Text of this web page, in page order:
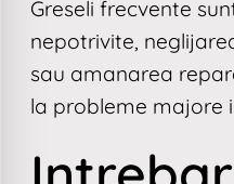
Greseli frecvente
nepotrivite,
sau amanarea
la probleme majore